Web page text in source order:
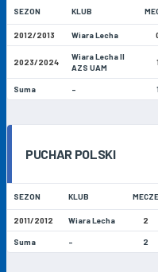
SEZON KLUB
2012/2013 Wiara Lecha
2023/2024
Wiara Lecha II
AZS UAM
Suma -
PUCHAR POLSKI
SEZON KLUB MECZE
2011/2012 Wiara Lecha 2
Suma - 2